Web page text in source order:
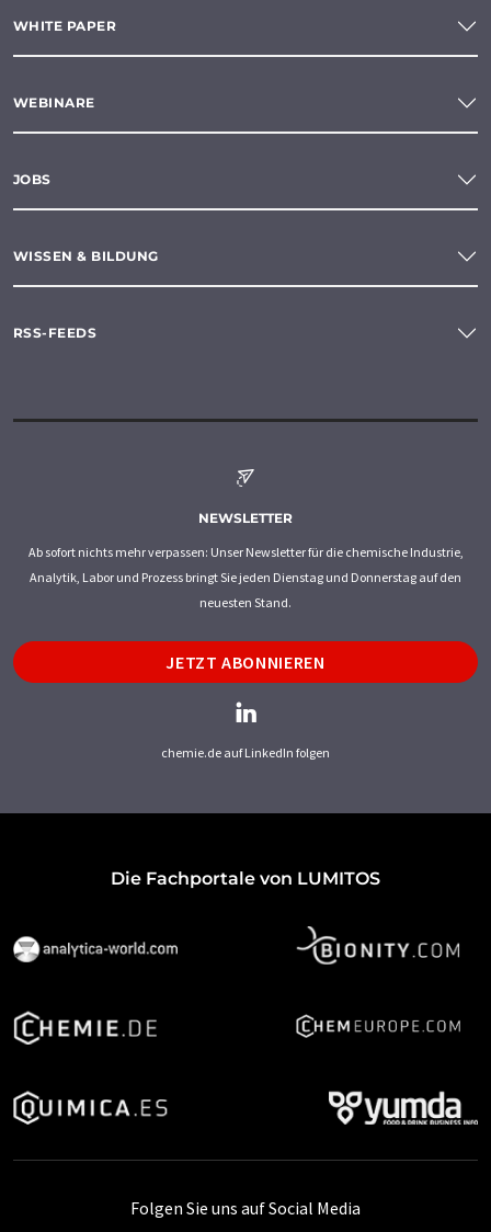
WHITE PAPER
WEBINARE
JOBS
WISSEN & BILDUNG
RSS-FEEDS
NEWSLETTER
Ab sofort nichts mehr verpassen: Unser Newsletter für die chemische Industrie,
Analytik, Labor und Prozess bringt Sie jeden Dienstag und Donnerstag auf den
neuesten Stand.
JETZT ABONNIEREN
chemie.de auf LinkedIn folgen
Die Fachportale von LUMITOS
Folgen Sie uns auf Social Media